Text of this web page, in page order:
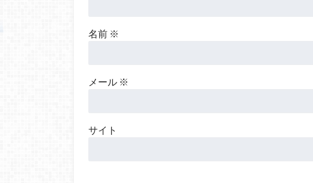
名前 ※
メール ※
サイト